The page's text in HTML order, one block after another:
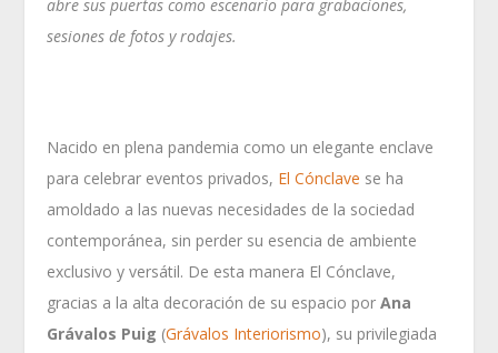
abre sus puertas como escenario para grabaciones,
sesiones de fotos y rodajes.
Nacido en plena pandemia como un elegante enclave
para celebrar eventos privados, El Cónclave se ha
amoldado a las nuevas necesidades de la sociedad
contemporánea, sin perder su esencia de ambiente
exclusivo y versátil. De esta manera El Cónclave,
gracias a la alta decoración de su espacio porAna
Grávalos Puig (Grávalos Interiorismo), su privilegiada